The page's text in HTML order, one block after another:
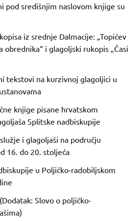
pod središnjim naslovom knjige su
iz srednje Dalmacije: „Topićev
obrednika“ i glagoljski rukopis „Časi
tekstovi na kurzivnoj glagoljici u
knjige pisane hrvatskom
Splitske nadbiskupije
i glagoljaši na području
16. do 20. stoljeća
u Poljičko-radobiljskom
Slovo o poljičko-